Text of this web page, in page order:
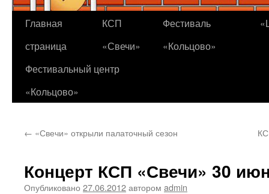
Главная
страница
КСП
«Свечи»
Фестиваль
«Кольцово»
Фестивальный центр
«Кольцово»
← «Свечи» открыли палаточный сезон
Концерт КСП «Свечи» 30
Опубликовано 27.06.2012автором admin